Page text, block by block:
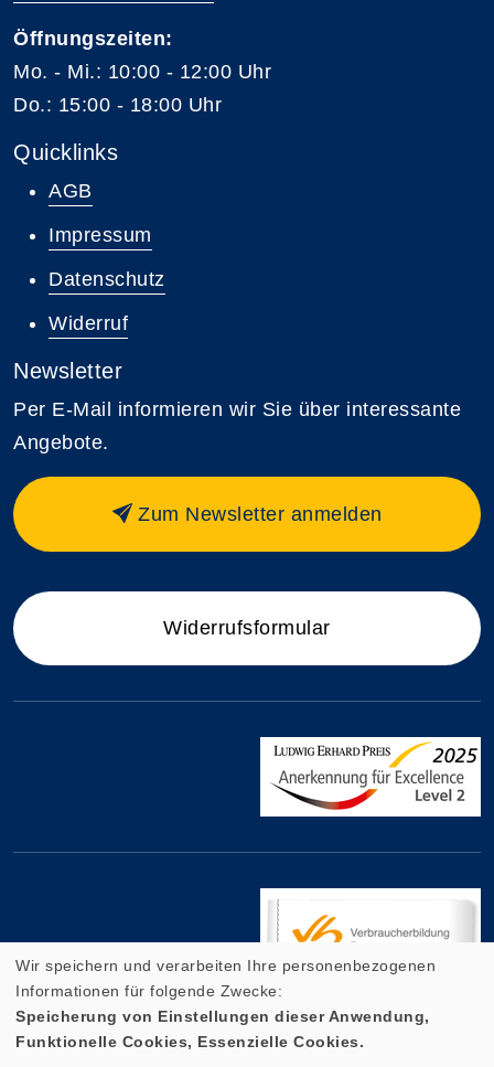
Öffnungszeiten:
Mo. - Mi.: 10:00 - 12:00 Uhr
Do.: 15:00 - 18:00 Uhr
Quicklinks
AGB
Impressum
Datenschutz
Widerruf
Newsletter
Per E-Mail informieren wir Sie über interessante
Angebote.
Zum Newsletter anmelden
Widerrufsformular
Cookie Einstellungen
Wir speichern und verarbeiten Ihre personenbezogenen
Informationen für folgende Zwecke:
Speicherung von Einstellungen dieser Anwendung,
Funktionelle Cookies, Essenzielle Cookies.